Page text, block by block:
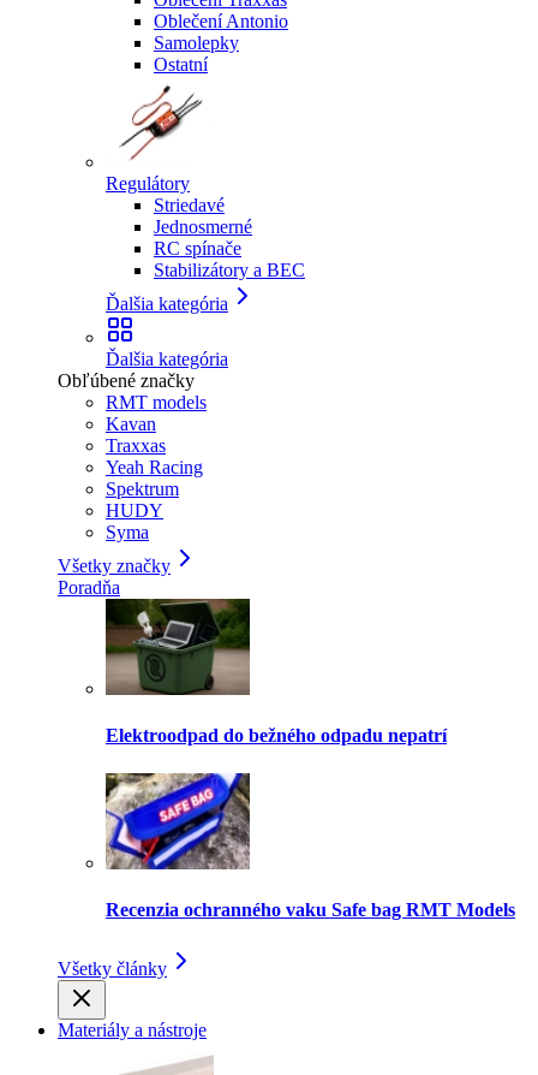
Oblečení Antonio
Samolepky
Ostatní
Regulátory
Striedavé
Jednosmerné
RC spínače
Stabilizátory a BEC
Ďalšia kategória
Ďalšia kategória
Obľúbené značky
RMT models
Kavan
Traxxas
Yeah Racing
Spektrum
HUDY
Syma
Všetky značky
Poradňa
Elektroodpad do bežného odpadu nepatrí
Recenzia ochranného vaku Safe bag RMT Models
Všetky články
Materiály a nástroje